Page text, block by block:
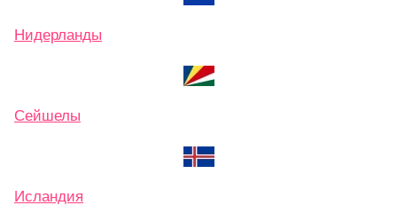
Нидерланды
Сейшелы
Исландия